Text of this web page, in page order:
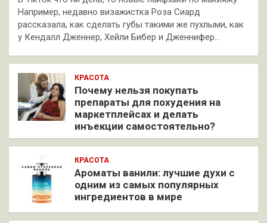
Например, недавно визажистка Роза Сиард
рассказала, как сделать губы такими же пухлыми, как
у Кендалл Дженнер, Хейли Бибер и Дженнифер…
КРАСОТА
Почему нельзя покупать
препараты для похудения на
маркетплейсах и делать
инъекции самостоятельно?
КРАСОТА
Ароматы ванили: лучшие духи с
одним из самых популярных
ингредиентов в мире